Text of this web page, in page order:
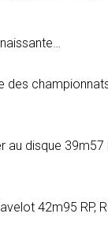
au disque
42m95 RP,